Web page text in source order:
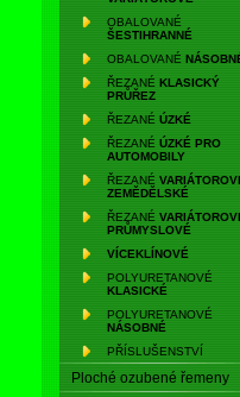
OBALOVANÉ
ŠESTIHRANNÉ
OBALOVANÉ
ŘEZANÉ KLASICKÝ
PRŮŘEZ
ŘEZANÉ ÚZKÉ
ŘEZANÉ ÚZKÉ PRO
AUTOMOBILY
ŘEZANÉ
ZEMĚDĚLSKÉ
ŘEZANÉ
PRŮMYSLOVÉ
VÍCEKLÍNOVÉ
POLYURETANOVÉ
KLASICKÉ
POLYURETANOVÉ
NÁSOBNÉ
PŘÍSLUŠENSTVÍ
Ploché ozubené řemeny